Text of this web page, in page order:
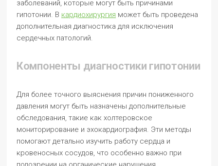
заболеваний, которые могут быть причинами
гипотонии. В кардиохирургия может быть проведена
дополнительная диагностика для исключения
сердечных патологий.
Компоненты диагностики гипотонии
Для более точного выяснения причин пониженного
давления могут быть назначены дополнительные
обследования, такие как холтеровское
мониторирование и эхокардиография. Эти методы
помогают детально изучить работу сердца и
кровеносных сосудов, что особенно важно при